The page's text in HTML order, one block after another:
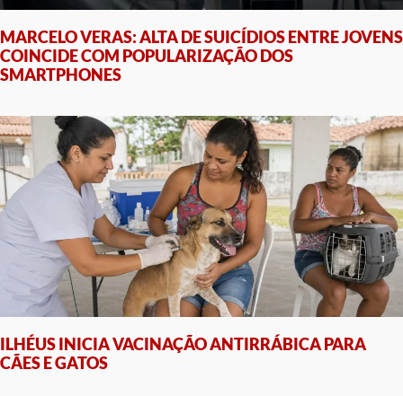
MARCELO VERAS: ALTA DE SUICÍDIOS ENTRE JOVENS
COINCIDE COM POPULARIZAÇÃO DOS
SMARTPHONES
ILHÉUS INICIA VACINAÇÃO ANTIRRÁBICA PARA
CÃES E GATOS